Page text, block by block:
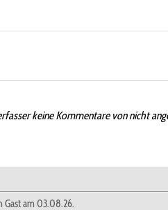
keine Kommentare von nicht
Gast am 03.08.26.